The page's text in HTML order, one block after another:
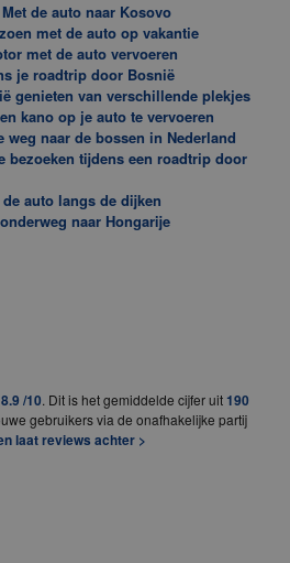
de auto naar Kosovo
met de auto op vakantie
met de auto vervoeren
je roadtrip door Bosnië
genieten van verschillende plekjes
kano op je auto te vervoeren
weg naar de bossen in Nederland
bezoeken tijdens een roadtrip door
auto langs de dijken
naar Hongarije
8.9 /10. Dit is het gemiddelde cijfer uit 190
gebruikers via de onafhakelijke partij
laat reviews achter >